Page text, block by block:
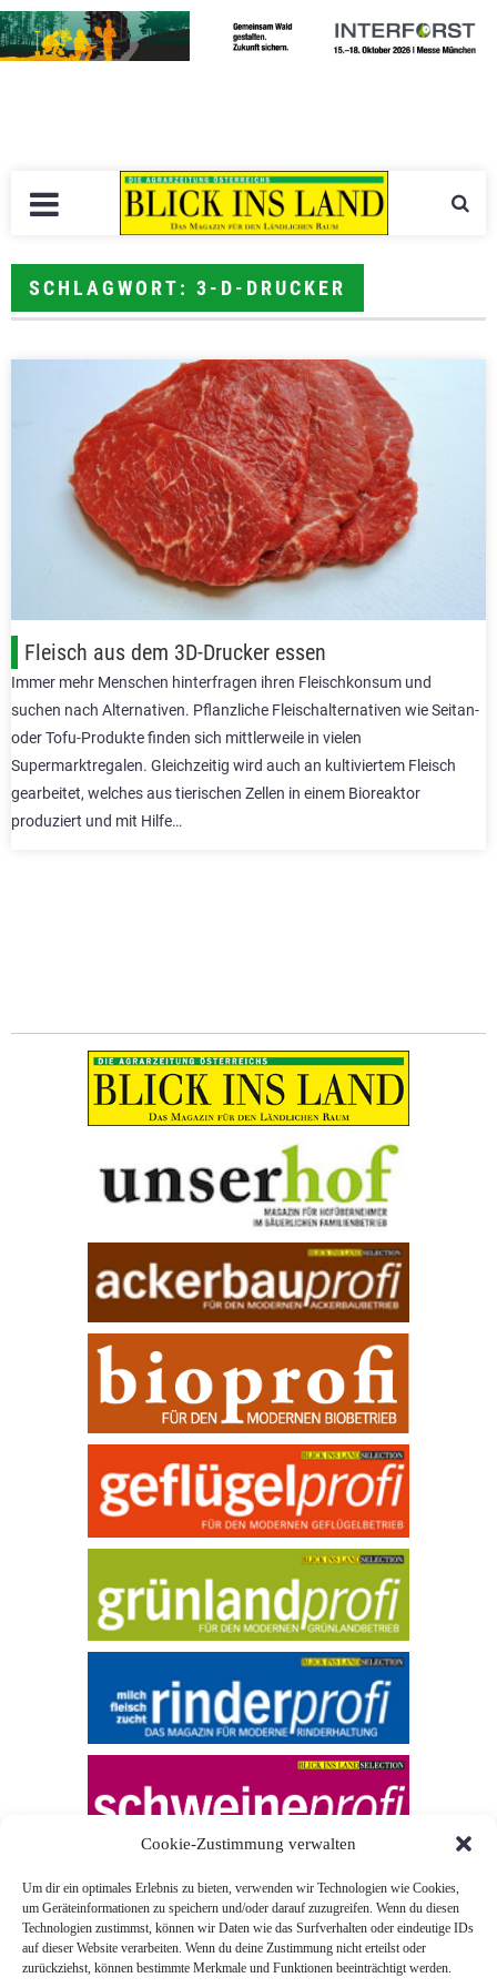
Cookie-Zustimmung verwalten
Um dir ein optimales Erlebnis zu bieten, verwenden wir Technologien wie Cookies,
um Geräteinformationen zu speichern und/oder darauf zuzugreifen. Wenn du diesen
Technologien zustimmst, können wir Daten wie das Surfverhalten oder eindeutige IDs
auf dieser Website verarbeiten. Wenn du deine Zustimmung nicht erteilst oder
zurückziehst, können bestimmte Merkmale und Funktionen beeinträchtigt werden.
SCHLAGWORT: 3-D-DRUCKER
Fleisch aus dem 3D-Drucker essen
Immer mehr Menschen hinterfragen ihren Fleischkonsum und
suchen nach Alternativen. Pflanzliche Fleischalternativen wie Seitan-
oder Tofu-Produkte finden sich mittlerweile in vielen
Supermarktregalen. Gleichzeitig wird auch an kultiviertem Fleisch
gearbeitet, welches aus tierischen Zellen in einem Bioreaktor
produziert und mit Hilfe…